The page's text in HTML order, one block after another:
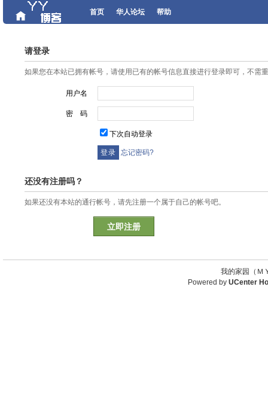
首页 华人论坛 帮助
请登录
如果您在本站已拥有帐号，请使用已有的帐号信息直接进行登录即可，不需
用户名
密 码
下次自动登录
忘记密码?
还没有注册吗？
如果还没有本站的通行帐号，请先注册一个属于自己的帐号吧。
立即注册
我的家园（
Powered by UCenter